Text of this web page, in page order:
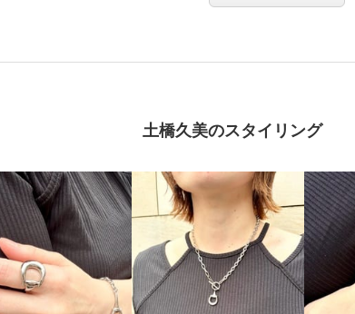
土橋久美のスタイリング